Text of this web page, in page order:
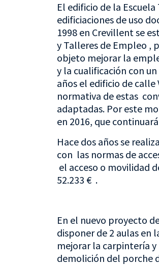
El edificio de la
edificiaciones de uso
1998 en Crevillent se
y Talleres de Empleo ,
objeto mejorar la
y la cualificación con
años el edificio de
normativa de estas
adaptadas. Por este
en 2016, que
Hace dos años se
con las normas de
el acceso o movilidad
52.233 € .
En el nuevo proyecto
disponer de 2 aulas en
mejorar la carpintería
demolición del porche